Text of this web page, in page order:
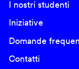
I nostri studenti
Iniziative
Domande
Contatti